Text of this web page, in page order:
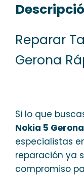
Reparar
Gerona
Si lo que
Nokia 5 Gerona
especialistas
reparación ya
compromiso